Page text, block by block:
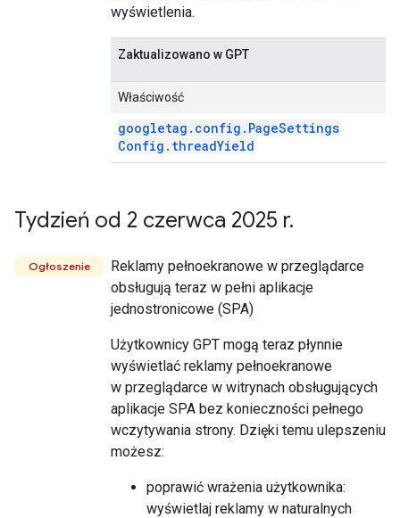
wyświetlenia.
Zaktualizowano w GPT
Właściwość
googletag . config . PageSettings
Config . threadYield
Tydzień od 2 czerwca 2025 r.
Ogłoszenie
Reklamy pełnoekranowe w przeglądarce
obsługują teraz w pełni aplikacje
jednostronicowe (SPA)
Użytkownicy GPT mogą teraz płynnie
wyświetlać reklamy pełnoekranowe
w przeglądarce w witrynach obsługujących
aplikacje SPA bez konieczności pełnego
wczytywania strony. Dzięki temu ulepszeniu
możesz:
poprawić wrażenia użytkownika:
wyświetlaj reklamy w naturalnych